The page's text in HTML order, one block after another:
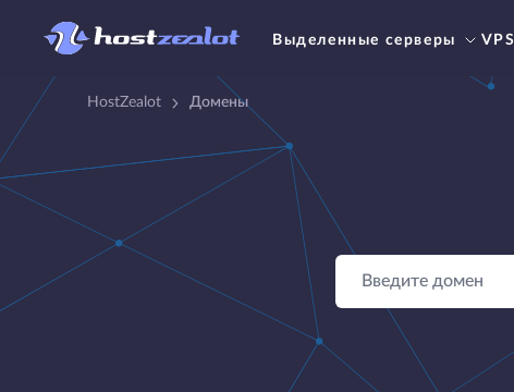
Выделенные серверы VPS
HostZealot Домены